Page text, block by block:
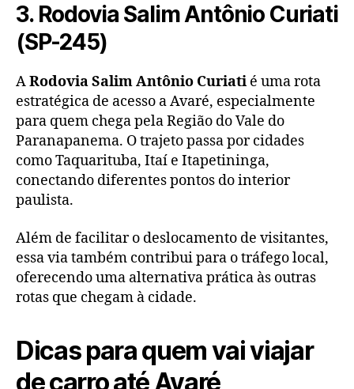
3. Rodovia Salim Antônio Curiati
(SP-245)
ARodovia Salim Antônio Curiati é uma rota
estratégica de acesso a Avaré, especialmente
para quem chega pela Região do Vale do
Paranapanema. O trajeto passa por cidades
como Taquarituba, Itaí e Itapetininga,
conectando diferentes pontos do interior
paulista.
Além de facilitar o deslocamento de visitantes,
essa via também contribui para o tráfego local,
oferecendo uma alternativa prática às outras
rotas que chegam à cidade.
Dicas para quem vai viajar
de carro até Avaré